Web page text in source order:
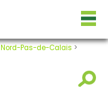
Nord-Pas-de-Calais >